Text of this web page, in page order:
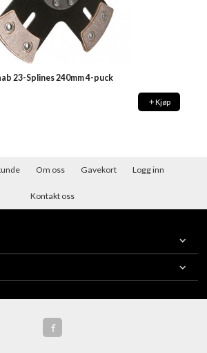
23-Splines 240mm 4-puck
Kjøp
Om oss Gavekort Logg inn
Kontakt oss